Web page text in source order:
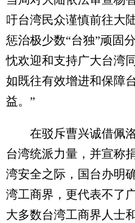
吁台湾民众谨慎前往大
惩治极少数“台独”顽固
忱欢迎和支持广大台湾
如既往有效增进和保障
益。”
在驳斥曹兴诚借佩洛
台湾统派力量，并宣称
湾安全之际，国台办明
湾工商界，更代表不了
大多数台湾工商界人士